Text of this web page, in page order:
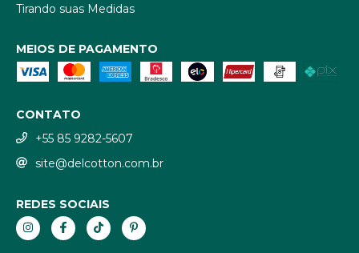
Tirando suas Medidas
MEIOS DE PAGAMENTO
CONTATO
+55 85 9282-5607
site@delcotton.com.br
REDES SOCIAIS